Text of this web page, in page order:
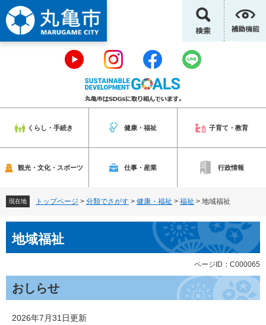
ー
ジ
の
。
ニ
ュ
ー
て
くらし・手続き 健康・福祉 子育て・教育
観光・文化・スポーツ 仕事・産業 行政情報
現在地 トップページ > 分類でさがす > 健康・福祉 > 福祉 > 地域福祉
文地域福祉
ページID：C000065
おしらせ
2026年7月31日更新